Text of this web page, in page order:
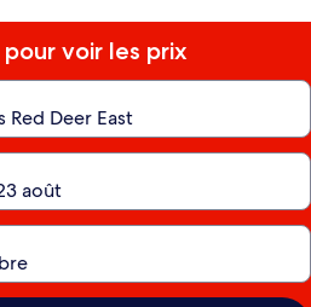
voir les prix